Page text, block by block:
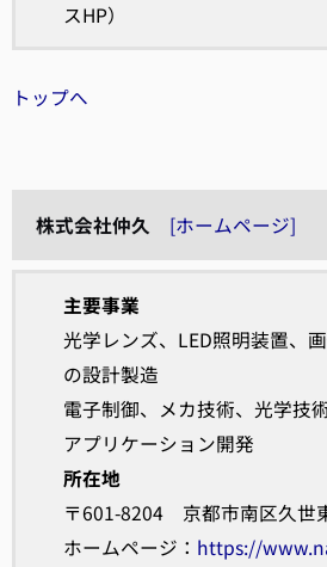
スHP）
トップへ
株式会社仲久 [ホームページ]
主要事業
光学レンズ、LED照明装置、
の設計製造
電子制御、メカ技術、光学技
アプリケーション開発
所在地
〒601-8204 京都市南区久世
ホームページ： https://